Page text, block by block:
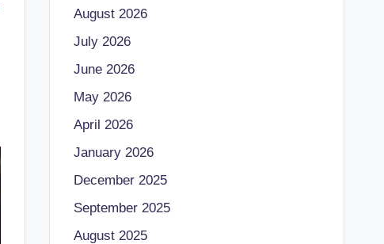
August 2026
July 2026
June 2026
May 2026
April 2026
January 2026
December 2025
September 2025
August 2025